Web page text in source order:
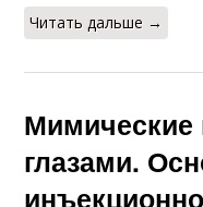
Читать дальше →
глазами.